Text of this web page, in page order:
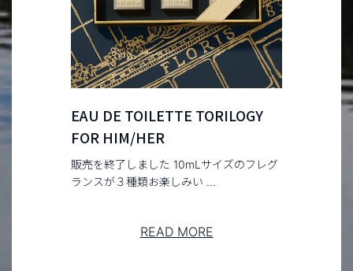
EAU DE TOILETTE TORILOGY
FOR HIM/HER
販売を終了しました 10mLサイズのフレグ
ランスが３種類お楽しみい ...
READ MORE